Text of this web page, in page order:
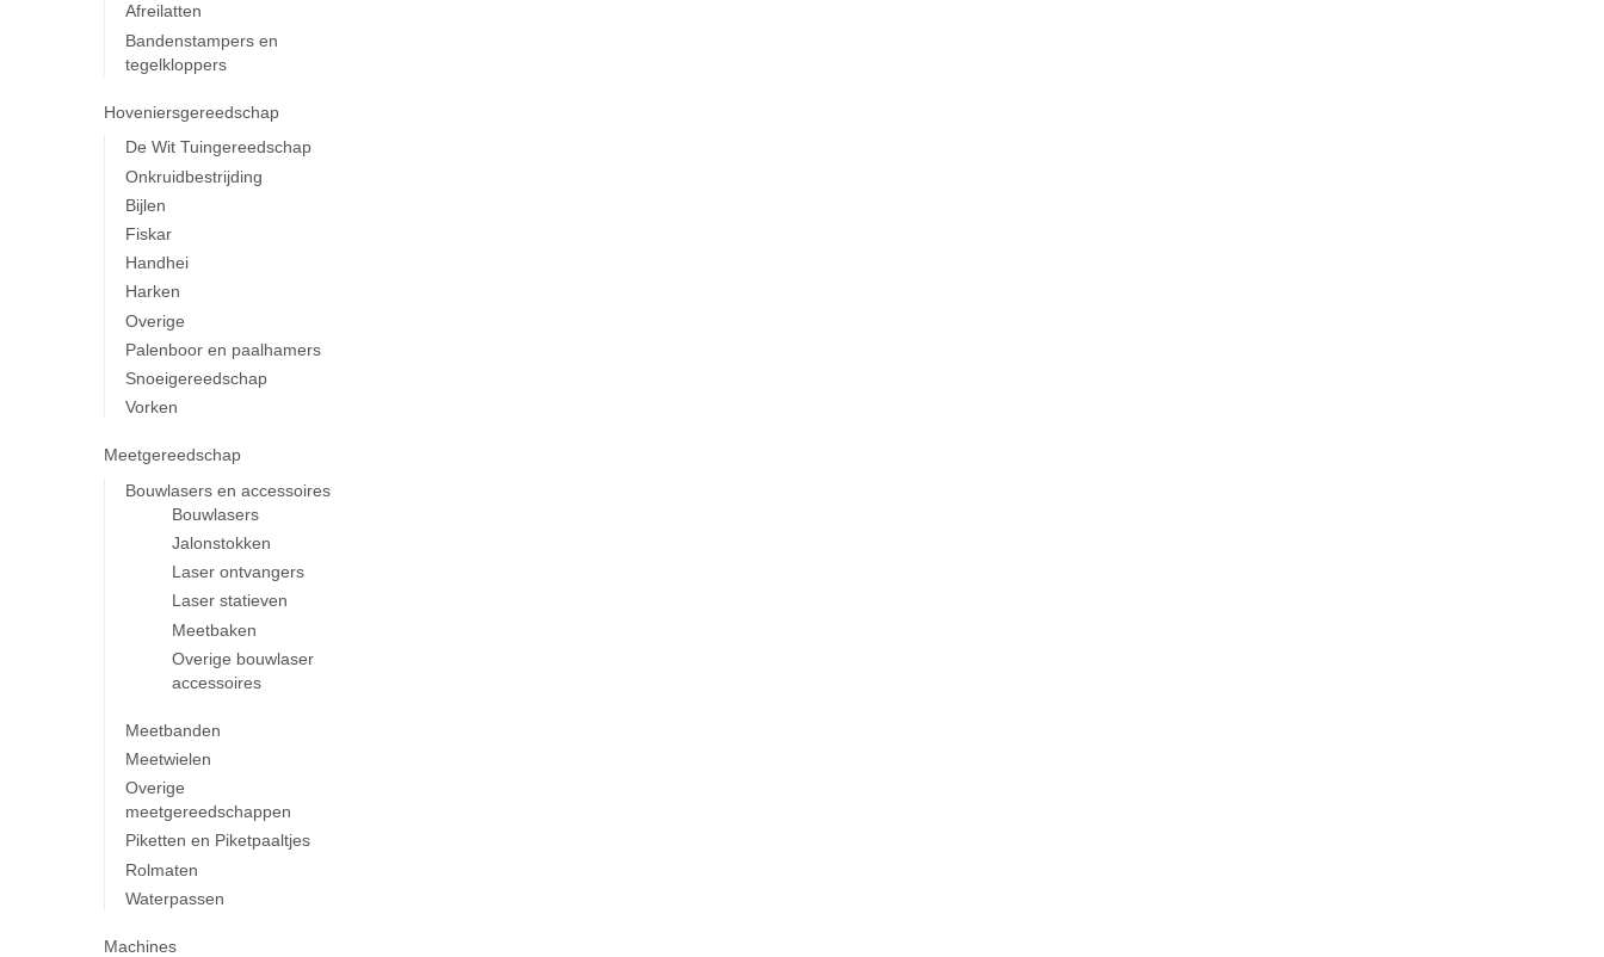
Afreilatten
Bandenstampers en
tegelkloppers
Hoveniersgereedschap
De Wit Tuingereedschap
Onkruidbestrijding
Bijlen
Fiskar
Handhei
Harken
Overige
Palenboor en paalhamers
Snoeigereedschap
Vorken
Meetgereedschap
Bouwlasers en accessoires
Bouwlasers
Jalonstokken
Laser ontvangers
Laser statieven
Meetbaken
Overige bouwlaser
accessoires
Meetbanden
Meetwielen
Overige
meetgereedschappen
Piketten en Piketpaaltjes
Rolmaten
Waterpassen
Machines